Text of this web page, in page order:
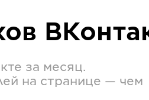
за месяц.
на странице — чем